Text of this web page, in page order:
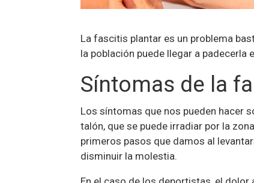
La fascitis plantar es un problema
la población puede llegar a padecerla
Síntomas de la
Los síntomas que nos pueden hacer
talón, que se puede irradiar por la
primeros pasos que damos al
disminuir la molestia.